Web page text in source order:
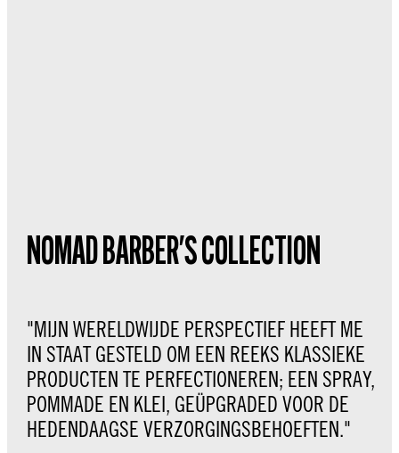
NOMAD BARBER'S COLLECTION
"MIJN WERELDWIJDE PERSPECTIEF HEEFT ME
IN STAAT GESTELD OM EEN REEKS KLASSIEKE
PRODUCTEN TE PERFECTIONEREN; EEN SPRAY,
POMMADE EN KLEI, GEÜPGRADED VOOR DE
HEDENDAAGSE VERZORGINGSBEHOEFTEN."